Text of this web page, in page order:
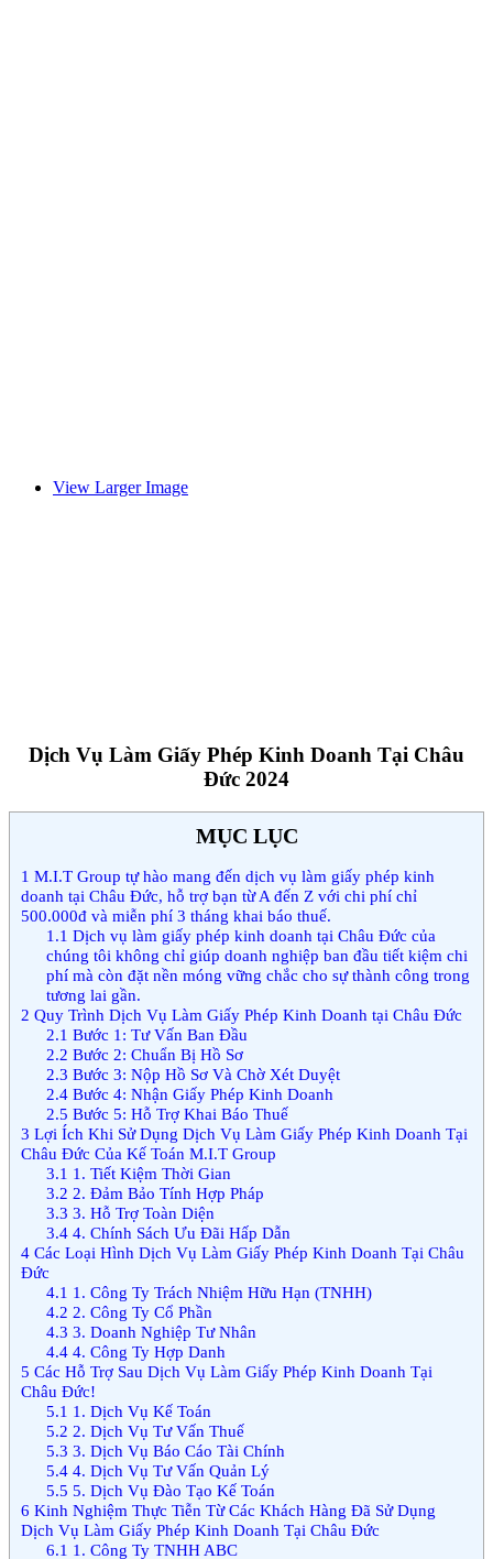
View Larger Image
Dịch Vụ Làm Giấy Phép Kinh Doanh Tại Châu
Đức 2024
MỤC LỤC
1 M.I.T Group tự hào mang đến dịch vụ làm giấy phép kinh
doanh tại Châu Đức, hỗ trợ bạn từ A đến Z với chi phí chỉ
500.000đ và miễn phí 3 tháng khai báo thuế.
1.1 Dịch vụ làm giấy phép kinh doanh tại Châu Đức của
chúng tôi không chỉ giúp doanh nghiệp ban đầu tiết kiệm chi
phí mà còn đặt nền móng vững chắc cho sự thành công trong
tương lai gần.
2 Quy Trình Dịch Vụ Làm Giấy Phép Kinh Doanh tại Châu Đức
2.1 Bước 1: Tư Vấn Ban Đầu
2.2 Bước 2: Chuẩn Bị Hồ Sơ
2.3 Bước 3: Nộp Hồ Sơ Và Chờ Xét Duyệt
2.4Bước 4: Nhận Giấy Phép Kinh Doanh
2.5 Bước 5: Hỗ Trợ Khai Báo Thuế
3 Lợi Ích Khi Sử Dụng Dịch Vụ Làm Giấy Phép Kinh Doanh Tại
Châu Đức Của Kế Toán M.I.T Group
3.1 1. Tiết Kiệm Thời Gian
3.2 2. Đảm Bảo Tính Hợp Pháp
3.3 3. Hỗ Trợ Toàn Diện
3.44. Chính Sách Ưu Đãi Hấp Dẫn
4 Các Loại Hình Dịch Vụ Làm Giấy Phép Kinh Doanh Tại Châu
Đức
4.1 1. Công Ty Trách Nhiệm Hữu Hạn (TNHH)
4.2 2. Công Ty Cổ Phần
4.3 3. Doanh Nghiệp Tư Nhân
4.44. Công Ty Hợp Danh
5 Các Hỗ Trợ Sau Dịch Vụ Làm Giấy Phép Kinh Doanh Tại
Châu Đức!
5.1 1. Dịch Vụ Kế Toán
5.2 2. Dịch Vụ Tư Vấn Thuế
5.3 3. Dịch Vụ Báo Cáo Tài Chính
5.44. Dịch Vụ Tư Vấn Quản Lý
5.5 5. Dịch Vụ Đào Tạo Kế Toán
6 Kinh Nghiệm Thực Tiễn Từ Các Khách Hàng Đã Sử Dụng
Dịch Vụ Làm Giấy Phép Kinh Doanh Tại Châu Đức
6.1 1. Công Ty TNHH ABC